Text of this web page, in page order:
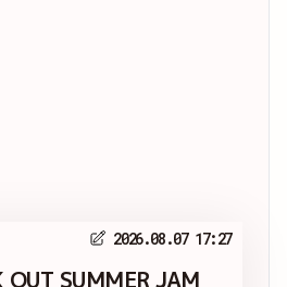
2026.08.07 17:27
SUMMER JAM